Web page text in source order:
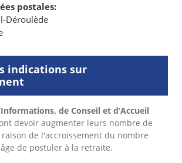
postales:
Déroulède
indications sur
de Conseil et d’Accueil
devoir augmenter leurs nombre de
de l'accroissement du nombre
de postuler à la retraite.